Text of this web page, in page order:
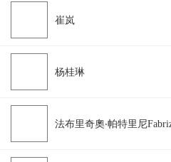
崔岚
杨桂琳
法布里奇奧‧帕特里尼